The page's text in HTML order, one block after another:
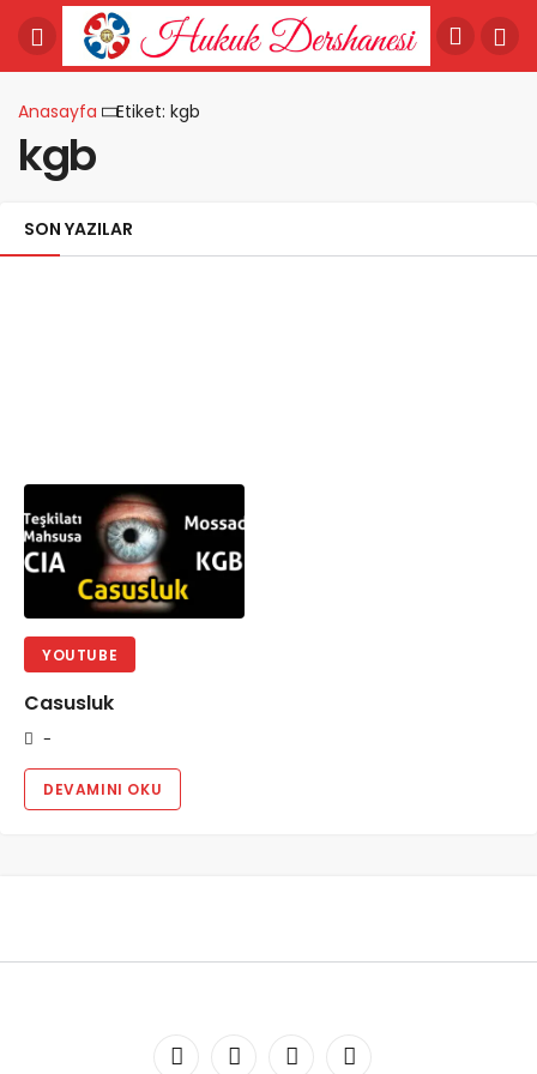
Anasayfa Etiket: kgb
kgb
SON YAZILAR
YOUTUBE
Casusluk
-
DEVAMINI OKU